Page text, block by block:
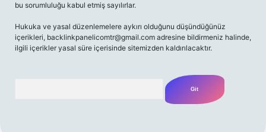
bu sorumluluğu kabul etmiş sayılırlar.
Hukuka ve yasal düzenlemelere aykırı olduğunu düşündüğünüz
içerikleri, backlinkpanelicomtr@gmail.com adresine bildirmeniz halinde,
ilgili içerikler yasal süre içerisinde sitemizden kaldırılacaktır.